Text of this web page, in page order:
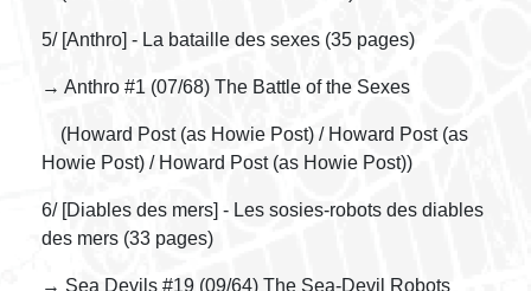
5/ [Anthro] - La bataille des sexes (35 pages)
→ Anthro #1 (07/68) The Battle of the Sexes
(Howard Post (as Howie Post) / Howard Post (as
Howie Post) / Howard Post (as Howie Post))
6/ [Diables des mers] - Les sosies-robots des diables
des mers (33 pages)
→ Sea Devils #19 (09/64) The Sea-Devil Robots